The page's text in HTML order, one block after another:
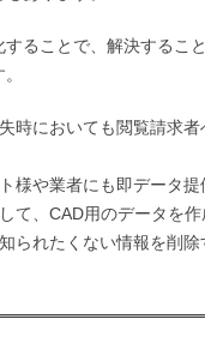
ることで、解決すること
時においても閲覧請求
様や業者にも即データ提
て、CAD用のデータを作
られたくない情報を削